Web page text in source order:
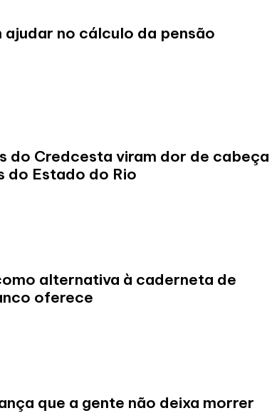
no cálculo da pensão
do Credcesta viram dor de cabeça
do Estado do Rio
alternativa à caderneta de
oferece
que a gente não deixa morrer